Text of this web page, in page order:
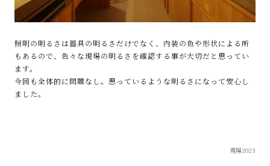
照明の明るさは器具の明るさだけでなく、内装の色や形状による所
もあるので、色々な現場の明るさを確認する事が大切だと思ってい
ます。
今回も全体的に問題なし。思っているような明るさになって安心し
ました。
現場2023